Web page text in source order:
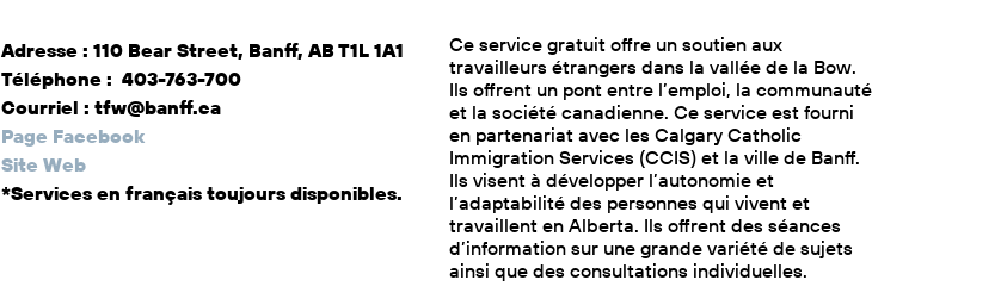
Adresse : 110 Bear Street, Banff, AB T1L 1A1
Téléphone : 403-763-700
Courriel : tfw@banff.ca
Page Facebook
Site Web
*Services en français toujours disponibles.
Ce service gratuit offre un soutien aux
travailleurs étrangers dans la vallée de la Bow.
Ils offrent un pont entre l’emploi, la communauté
et la société canadienne. Ce service est fourni
en partenariat avec les Calgary Catholic
Immigration Services (CCIS) et la ville de Banff.
Ils visent à développer l’autonomie et
l’adaptabilité des personnes qui vivent et
travaillent en Alberta. Ils offrent des séances
d’information sur une grande variété de sujets
ainsi que des consultations individuelles.